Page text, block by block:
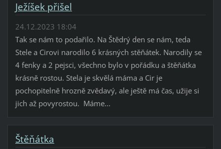
Ježíšek přišel
24.12.2023 18:04
Tak se nám to podařilo. Na Štědrý den se nám, teda
Stele a Cirovi narodilo 6 krásných stěňátek. Narodily se
4 fenky a 2 pejsci, všechno bylo v pořádku a štěňátka
krásně rostou. Stela je skvělá máma a Cir je
pochopitelně hrozně zvědavý, ale ještě má čas, užije si
jich až povyrostou. Máme...
Štěňátka